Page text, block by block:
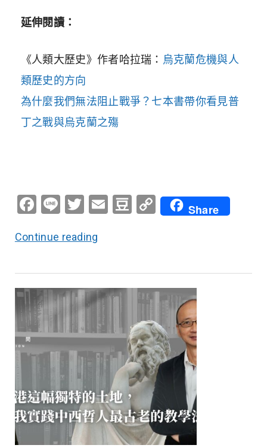
延伸閱讀：
《人類大歷史》作者哈拉瑞： 烏克蘭危機與人
類歷史的方向
為什麼我們無法阻止戰爭？七本書帶你看見普
丁之戰與烏克蘭之殤
Facebook
LineTwitter
EmailDouban
Copy
Link
Share
Continue reading